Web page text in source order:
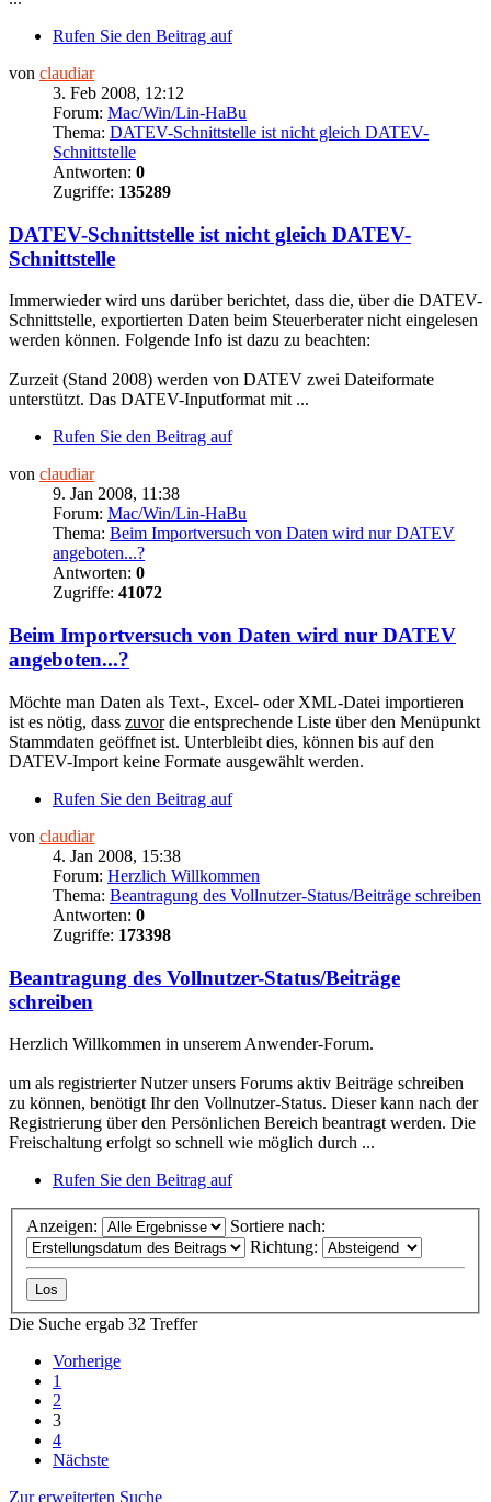
Rufen Sie den Beitrag auf
von claudiar
3. Feb 2008, 12:12
Forum: Mac/Win/Lin-HaBu
Thema: DATEV-Schnittstelle ist nicht gleich DATEV-
Schnittstelle
Antworten: 0
Zugriffe: 135289
DATEV-Schnittstelle ist nicht gleich DATEV-
Schnittstelle
Immerwieder wird uns darüber berichtet, dass die, über die DATEV-
Schnittstelle, exportierten Daten beim Steuerberater nicht eingelesen
werden können. Folgende Info ist dazu zu beachten:
Zurzeit (Stand 2008) werden von DATEV zwei Dateiformate
unterstützt. Das DATEV-Inputformat mit ...
Rufen Sie den Beitrag auf
von claudiar
9. Jan 2008, 11:38
Forum: Mac/Win/Lin-HaBu
Thema: Beim Importversuch von Daten wird nur DATEV
angeboten...?
Antworten: 0
Zugriffe: 41072
Beim Importversuch von Daten wird nur DATEV
angeboten...?
Möchte man Daten als Text-, Excel- oder XML-Datei importieren
ist es nötig, dass zuvordie entsprechende Liste über den Menüpunkt
Stammdaten geöffnet ist. Unterbleibt dies, können bis auf den
DATEV-Import keine Formate ausgewählt werden.
Rufen Sie den Beitrag auf
von claudiar
4. Jan 2008, 15:38
Forum: Herzlich Willkommen
Thema: Beantragung des Vollnutzer-Status/Beiträge schreiben
Antworten: 0
Zugriffe: 173398
Beantragung des Vollnutzer-Status/Beiträge
schreiben
Herzlich Willkommen in unserem Anwender-Forum.
um als registrierter Nutzer unsers Forums aktiv Beiträge schreiben
zu können, benötigt Ihr den Vollnutzer-Status. Dieser kann nach der
Registrierung über den Persönlichen Bereich beantragt werden. Die
Freischaltung erfolgt so schnell wie möglich durch ...
Rufen Sie den Beitrag auf
Anzeigen:
Sortiere nach:
Richtung:
Die Suche ergab 32 Treffer
Vorherige
1
2
3
4
Nächste
Zur erweiterten Suche